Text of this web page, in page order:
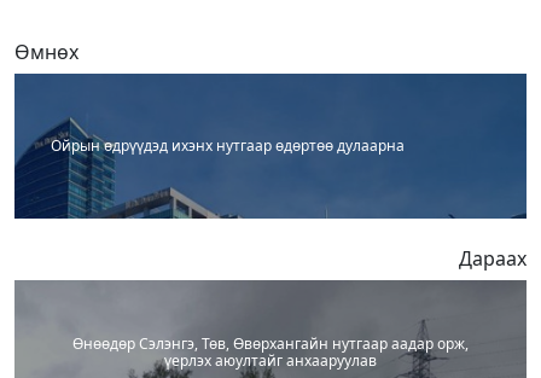
Өмнөх
Ойрын өдрүүдэд ихэнх нутгаар өдөртөө дулаарна
Дараах
Өнөөдөр Сэлэнгэ, Төв, Өвөрхангайн нутгаар аадар орж,
үерлэх аюултайг анхааруулав